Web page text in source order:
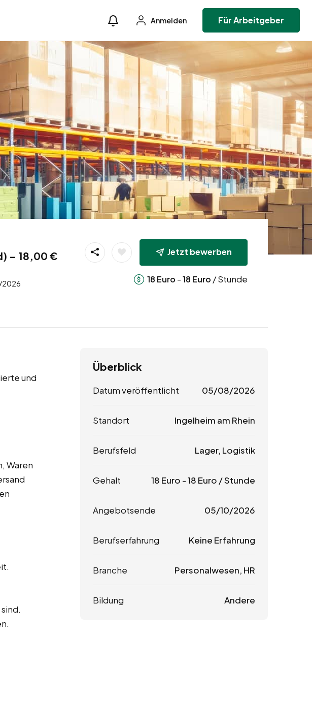
Anmelden Für Arbeitgeber
– 18,00 €
Jetzt bewerben
18 Euro -18 Euro / Stunde
und
Waren
Überblick
Datum veröffentlicht 05/08/2026
Standort Ingelheim am Rhein
Berufsfeld Lager, Logistik
Gehalt 18 Euro -18 Euro / Stunde
Angebotsende 05/10/2026
Berufserfahrung Keine Erfahrung
Branche Personalwesen, HR
Bildung Andere